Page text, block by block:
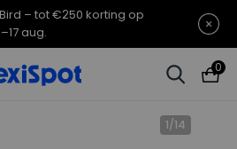
– tot €250 korting op
aug.
0
1/14